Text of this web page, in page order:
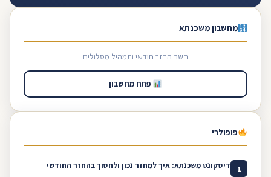
מחשבון משכנתא
חשב החזר חודשי ותמהיל מסלולים
פתח מחשבון
פופולרי
1 דיסקונט משכנתא: איך למחזר נכון ולחסוך בהחזר החודשי